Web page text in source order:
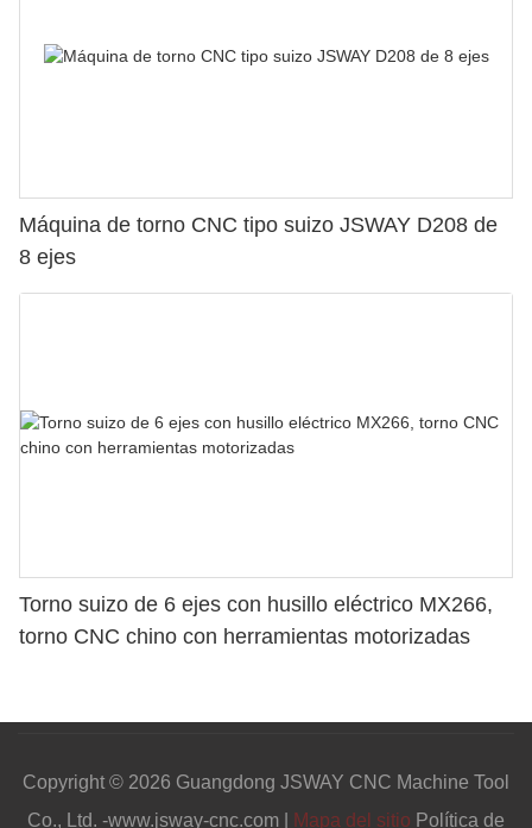
Máquina de torno CNC tipo suizo JSWAY D208 de
8 ejes
Torno suizo de 6 ejes con husillo eléctrico MX266,
torno CNC chino con herramientas motorizadas
Copyright © 2026 Guangdong JSWAY CNC Machine Tool
Co., Ltd. -www.jsway-cnc.com |
Mapa del sitio Política de